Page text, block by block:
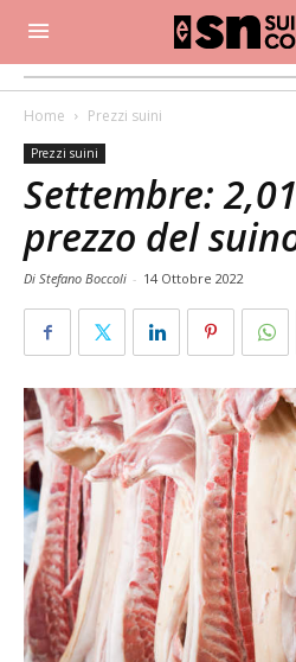
Home Prezzi suini
Prezzi suini
Settembre:
prezzo del
Di Stefano Boccoli - 14 Ottobre 2022